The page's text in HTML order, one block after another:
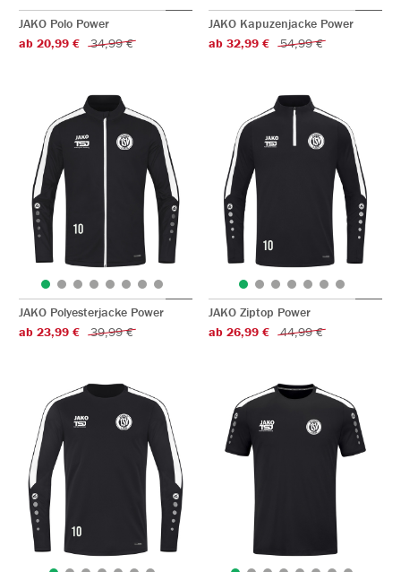
JAKO Polo Power
ab 20,99 €
34,99 €
JAKO Kapuzenjacke Power
ab 32,99 €
54,99 €
JAKO Polyesterjacke Power
ab 23,99 €
39,99 €
JAKO Ziptop Power
ab 26,99 €
44,99 €